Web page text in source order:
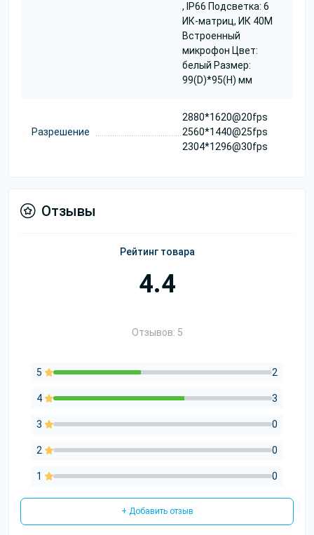
, IP66 Подсветка: 6
ИК-матриц, ИК 40M
Встроенный
микрофон Цвет:
белый Размер:
99(D)*95(H) мм
Разрешение
2880*1620@20fps
2560*1440@25fps
2304*1296@30fps
Отзывы
Рейтинг товара
4.4
Отзывов: 5
5 2
4 3
3 0
2 0
1 0
+ Добавить отзыв